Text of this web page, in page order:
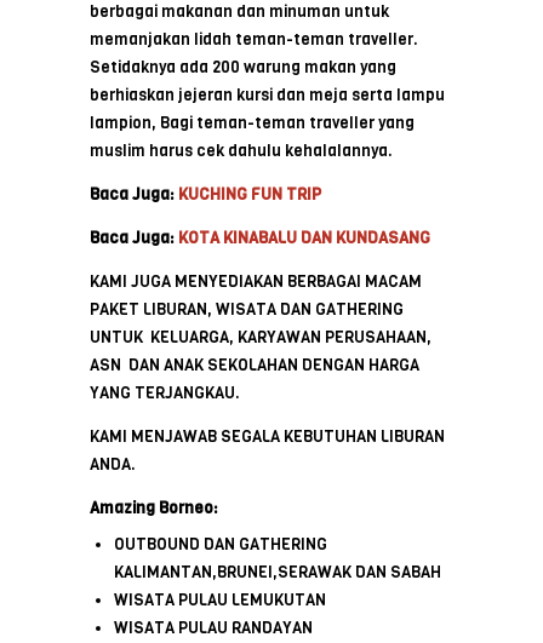
berbagai makanan dan minuman untuk
memanjakan lidah teman-teman traveller.
Setidaknya ada 200 warung makan yang
berhiaskan jejeran kursi dan meja serta lampu
lampion, Bagi teman-teman traveller yang
muslim harus cek dahulu kehalalannya.
Baca Juga: KUCHING FUN TRIP
Baca Juga: KOTA KINABALU DAN KUNDASANG
KAMI JUGA MENYEDIAKAN BERBAGAI MACAM
PAKET LIBURAN, WISATA DAN GATHERING
UNTUK KELUARGA, KARYAWAN PERUSAHAAN,
ASN DAN ANAK SEKOLAHAN DENGAN HARGA
YANG TERJANGKAU.
KAMI MENJAWAB SEGALA KEBUTUHAN LIBURAN
ANDA.
Amazing Borneo:
OUTBOUND DAN GATHERING
KALIMANTAN,BRUNEI,SERAWAK DAN SABAH
WISATA PULAU LEMUKUTAN
WISATA PULAU RANDAYAN